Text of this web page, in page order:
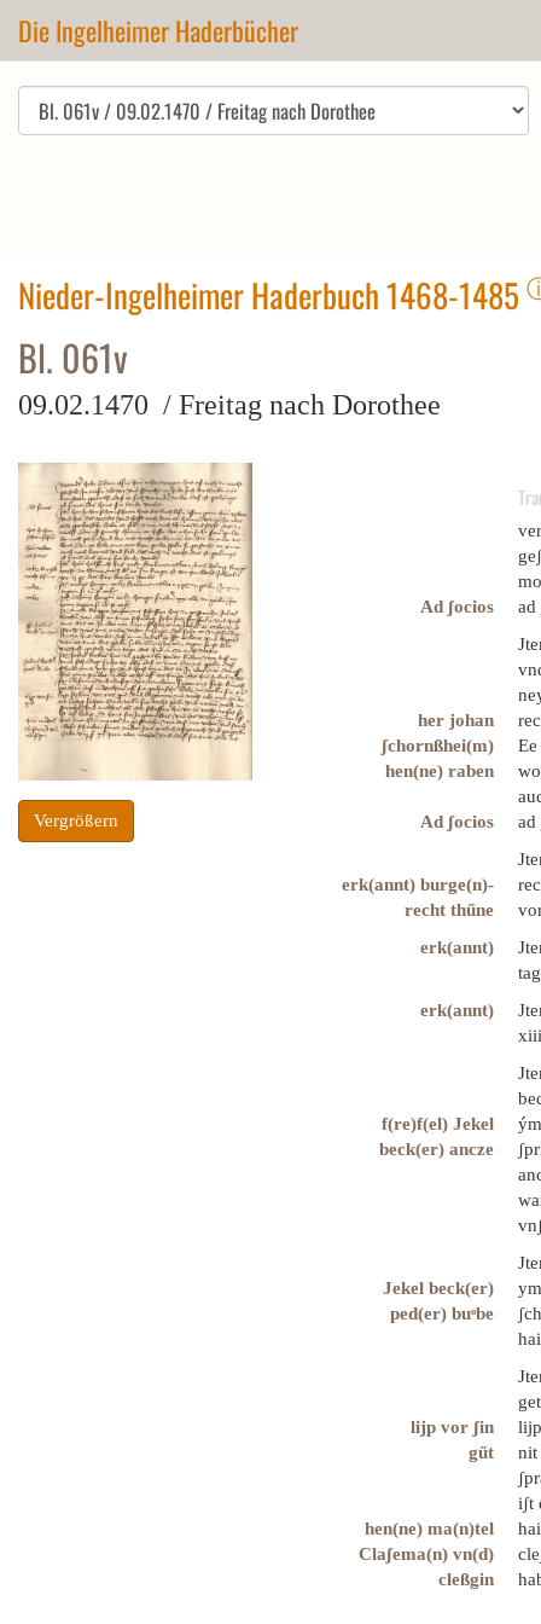
Die Ingelheimer Haderbücher
Nieder-Ingelheimer Haderbuch 1468-1485
Bl. 061v
09.02.1470 / Freitag nach Dorothee
Vergrößern
Ad ʃocios
ad
her johan
ʃchornßhei(m)
hen(ne) raben
Ad ʃocios
ad
erk(annt) burge(n)-
recht thűne
erk(annt)
erk(annt)
f(re)f(el) Jekel
beck(er) ancze
Jekel beck(er)
ped(er) buͦbe
lijp vor ʃin
gűt
nit
iʃt
hen(ne) ma(n)tel
Claʃema(n) vn(d)
cleßgin